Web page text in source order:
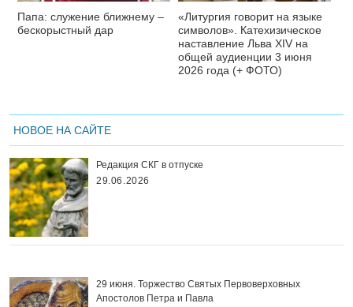
Папа: служение ближнему –
бескорыстный дар
«Литургия говорит на языке
символов». Катехизическое
наставление Льва XIV на
общей аудиенции 3 июня
2026 года (+ ФОТО)
НОВОЕ НА САЙТЕ
Редакция СКГ в отпуске
29.06.2026
29 июня. Торжество Святых Первоверховных
Апостолов Петра и Павла